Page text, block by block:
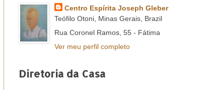
Centro Espírita Joseph Gleber
Teófilo Otoni, Minas Gerais, Brazil
Rua Coronel Ramos, 55 - Fátima
Ver meu perfil completo
Diretoria da Casa